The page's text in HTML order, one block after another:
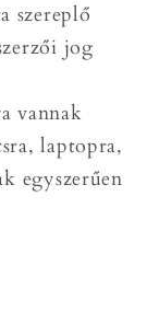
szereplő
jog
vannak
laptopra,
egyszerűen